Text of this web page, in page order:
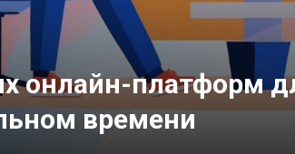
онлайн-платформ
времени